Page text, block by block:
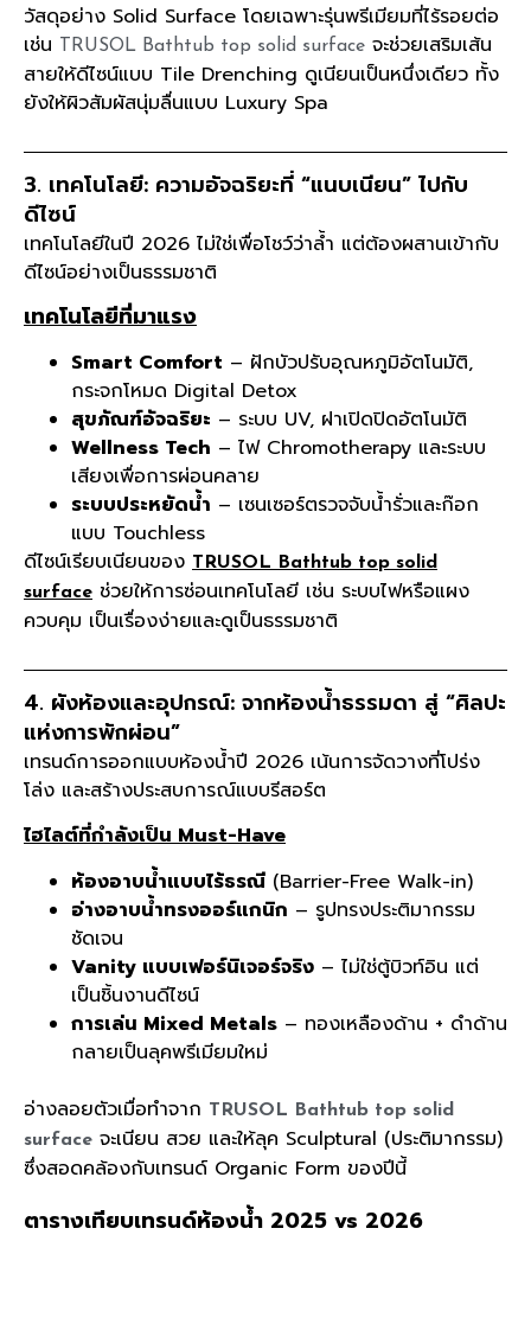
วัสดุอย่าง Solid Surface โดยเฉพาะรุ่นพรีเมียมที่ไร้รอยต่อ
เช่น
TRUSOL Bathtub top solid surface จะช่วยเสริมเส้น
สายให้ดีไซน์แบบ Tile Drenching ดูเนียนเป็นหนึ่งเดียว ทั้ง
ยังให้ผิวสัมผัสนุ่มลื่นแบบ Luxury Spa
3. เทคโนโลยี: ความอัจฉริยะที่ “แนบเนียน” ไปกับ
ดีไซน์
เทคโนโลยีในปี 2026 ไม่ใช่เพื่อโชว์ว่าล้ำ แต่ต้องผสานเข้ากับ
ดีไซน์อย่างเป็นธรรมชาติ
เทคโนโลยีที่มาแรง
Smart Comfort – ฝักบัวปรับอุณหภูมิอัตโนมัติ,
กระจกโหมด Digital Detox
สุขภัณฑ์อัจฉริยะ – ระบบ UV, ฝาเปิดปิดอัตโนมัติ
Wellness Tech – ไฟ Chromotherapy และระบบ
เสียงเพื่อการผ่อนคลาย
ระบบประหยัดน้ำ – เซนเซอร์ตรวจจับน้ำรั่วและก๊อก
แบบ Touchless
ดีไซน์เรียบเนียนของ TRUSOL Bathtub top solid
surface ช่วยให้การซ่อนเทคโนโลยี เช่น ระบบไฟหรือแผง
ควบคุม เป็นเรื่องง่ายและดูเป็นธรรมชาติ
4. ผังห้องและอุปกรณ์: จากห้องน้ำธรรมดา สู่ “ศิลปะ
แห่งการพักผ่อน”
เทรนด์การออกแบบห้องน้ำปี 2026 เน้นการจัดวางที่โปร่ง
โล่ง และสร้างประสบการณ์แบบรีสอร์ต
ไฮไลต์ที่กำลังเป็น Must-Have
ห้องอาบน้ำแบบไร้ธรณี (Barrier-Free Walk-in)
อ่างอาบน้ำทรงออร์แกนิก – รูปทรงประติมากรรม
ชัดเจน
Vanity แบบเฟอร์นิเจอร์จริง – ไม่ใช่ตู้บิวท์อิน แต่
เป็นชิ้นงานดีไซน์
การเล่น Mixed Metals – ทองเหลืองด้าน + ดำด้าน
กลายเป็นลุคพรีเมียมใหม่
อ่างลอยตัวเมื่อทำจาก TRUSOL Bathtub top solid
surface จะเนียน สวย และให้ลุค Sculptural (ประติมากรรม)
ซึ่งสอดคล้องกับเทรนด์ Organic Form ของปีนี้
ตารางเทียบเทรนด์ห้องน้ำ 2025 vs 2026